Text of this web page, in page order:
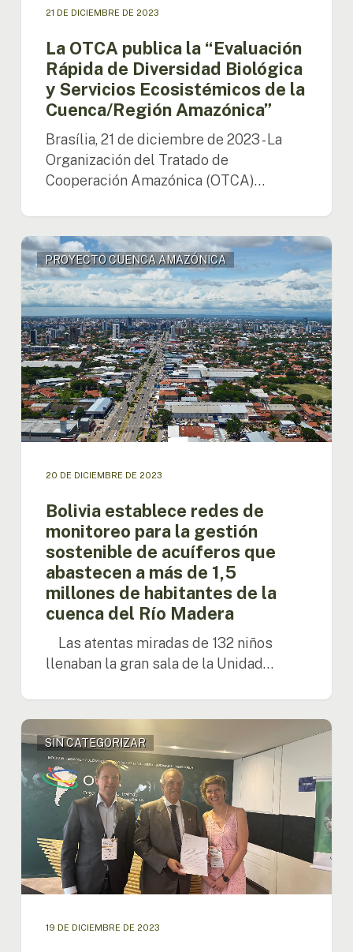
Amazónica”
21 DE DICIEMBRE DE 2023
La OTCA publica la “Evaluación
Rápida de Diversidad Biológica
y Servicios Ecosistémicos de la
Cuenca/Región Amazónica”
Brasília, 21 de diciembre de 2023 - La
Organización del Tratado de
Cooperación Amazónica (OTCA)…
Bolivia
establece
redes
de
monitoreo
para
la
gestión
sostenible
de
acuíferos
que
millones
habitantes
PROYECTO CUENCA AMAZÓNICA
20 DE DICIEMBRE DE 2023
Bolivia establece redes de
monitoreo para la gestión
sostenible de acuíferos que
abastecen a más de 1,5
millones de habitantes de la
cuenca del Río Madera
Las atentas miradas de 132 niños
llenaban la gran sala de la Unidad…
OTCA
y
GIZ
formalizan
proyecto
integrado
fuego
SIN CATEGORIZAR
19 DE DICIEMBRE DE 2023